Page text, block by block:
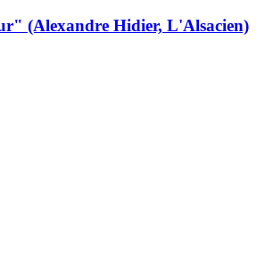
(Alexandre Hidier, L'Alsacien)